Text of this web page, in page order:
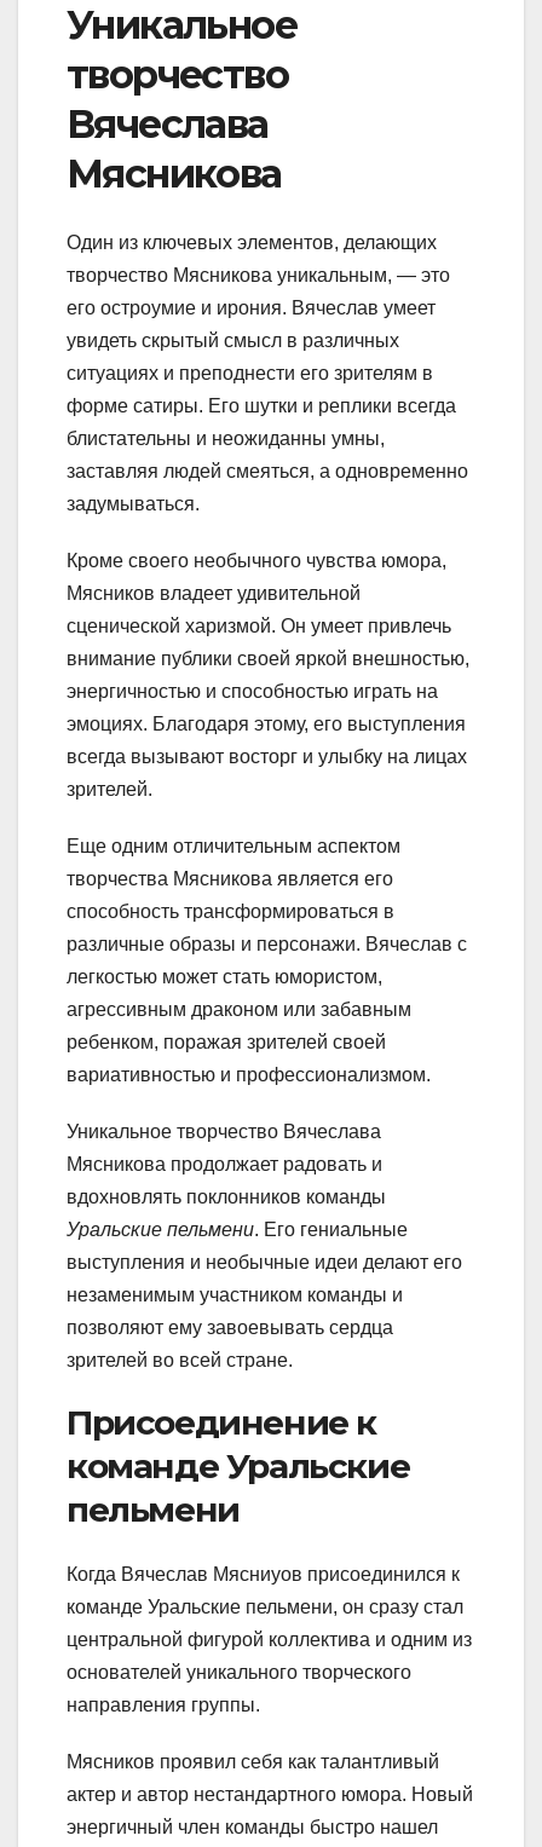
Уникальное
творчество
Вячеслава
Мясникова
Один из ключевых элементов, делающих
творчество Мясникова уникальным, — это
его остроумие и ирония. Вячеслав умеет
увидеть скрытый смысл в различных
ситуациях и преподнести его зрителям в
форме сатиры. Его шутки и реплики всегда
блистательны и неожиданны умны,
заставляя людей смеяться, а одновременно
задумываться.
Кроме своего необычного чувства юмора,
Мясников владеет удивительной
сценической харизмой. Он умеет привлечь
внимание публики своей яркой внешностью,
энергичностью и способностью играть на
эмоциях. Благодаря этому, его выступления
всегда вызывают восторг и улыбку на лицах
зрителей.
Еще одним отличительным аспектом
творчества Мясникова является его
способность трансформироваться в
различные образы и персонажи. Вячеслав с
легкостью может стать юмористом,
агрессивным драконом или забавным
ребенком, поражая зрителей своей
вариативностью и профессионализмом.
Уникальное творчество Вячеслава
Мясникова продолжает радовать и
вдохновлять поклонников команды
Уральские пельмени. Его гениальные
выступления и необычные идеи делают его
незаменимым участником команды и
позволяют ему завоевывать сердца
зрителей во всей стране.
Присоединение к
команде Уральские
пельмени
Когда Вячеслав Мясниуов присоединился к
команде Уральские пельмени, он сразу стал
центральной фигурой коллектива и одним из
основателей уникального творческого
направления группы.
Мясников проявил себя как талантливый
актер и автор нестандартного юмора. Новый
энергичный член команды быстро нашел